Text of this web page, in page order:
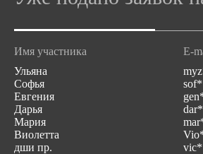
Имя участника E-
Ульяна
Софья
Евгения
Дарья
Мария
Виолетта
дши пр.